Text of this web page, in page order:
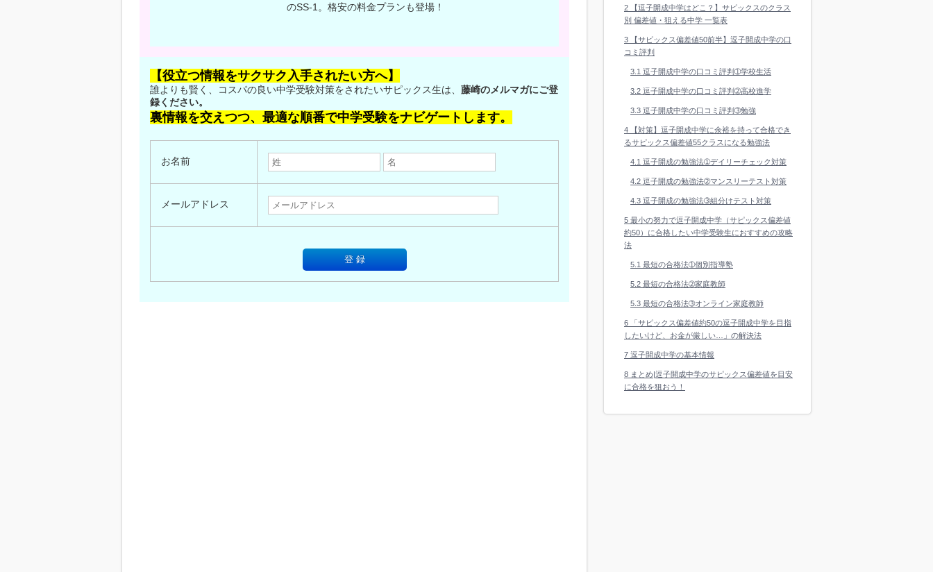
のSS-1。格安の料金プランも登場！
【役立つ情報をサクサク入手されたい方へ】
誰よりも賢く、コスパの良い中学受験対策をされたいサピックス生は、 藤崎のメルマガにご登
録ください。
裏情報を交えつつ、最適な順番で中学受験をナビゲートします。
お名前
メールアドレス
2 【逗子開成中学はどこ？】サピックスのクラス
別 偏差値・狙える中学 一覧表
3 【サピックス偏差値50前半】逗子開成中学の口
コミ評判
3.1 逗子開成中学の口コミ評判➀学校生活
3.2 逗子開成中学の口コミ評判➁高校進学
3.3 逗子開成中学の口コミ評判➂勉強
4 【対策】逗子開成中学に余裕を持って合格でき
るサピックス偏差値55クラスになる勉強法
4.1 逗子開成の勉強法➀デイリーチェック対策
4.2 逗子開成の勉強法➁マンスリーテスト対策
4.3 逗子開成の勉強法➂組分けテスト対策
5 最小の努力で逗子開成中学（サピックス偏差値
約50）に合格したい中学受験生におすすめの攻略
法
5.1 最短の合格法➀個別指導塾
5.2 最短の合格法➁家庭教師
5.3 最短の合格法➂オンライン家庭教師
6 「サピックス偏差値約50の逗子開成中学を目指
したいけど、お金が厳しい…」の解決法
7 逗子開成中学の基本情報
8 まとめ|逗子開成中学のサピックス偏差値を目安
に合格を狙おう！